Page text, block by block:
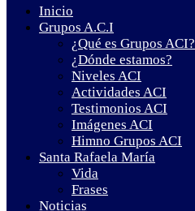
Inicio
Grupos A.C.I
¿Qué es Grupos ACI?
¿Dónde estamos?
Niveles ACI
Actividades ACI
Testimonios ACI
Imágenes ACI
Himno Grupos ACI
Santa Rafaela María
Vida
Frases
Noticias